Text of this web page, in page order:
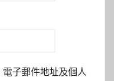
子郵件地址及個人